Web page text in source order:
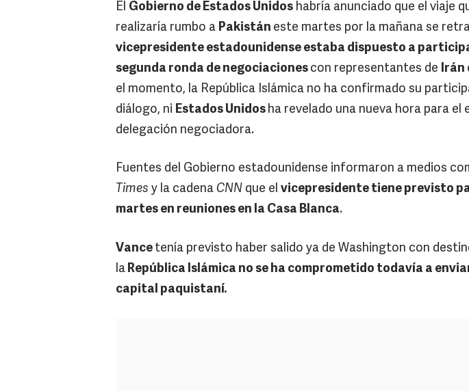
El Gobierno de Estados Unidos habría anunciado que el viaje
realizaría rumbo a Pakistán este martes por la mañana se
vicepresidente estadounidense estaba dispuesto a
segunda ronda de negociaciones con representantes de Irán
el momento, la República Islámica no ha confirmado su
diálogo, ni Estados Unidos ha revelado una nueva hora para el
delegación negociadora.
Fuentes del Gobierno estadounidense informaron a medios
Times y la cadena CNN que el vicepresidente tiene previsto
martes en reuniones en la Casa Blanca.
Vance tenía previsto haber salido ya de Washington con
la República Islámica no se ha comprometido todavía a
capital paquistaní.